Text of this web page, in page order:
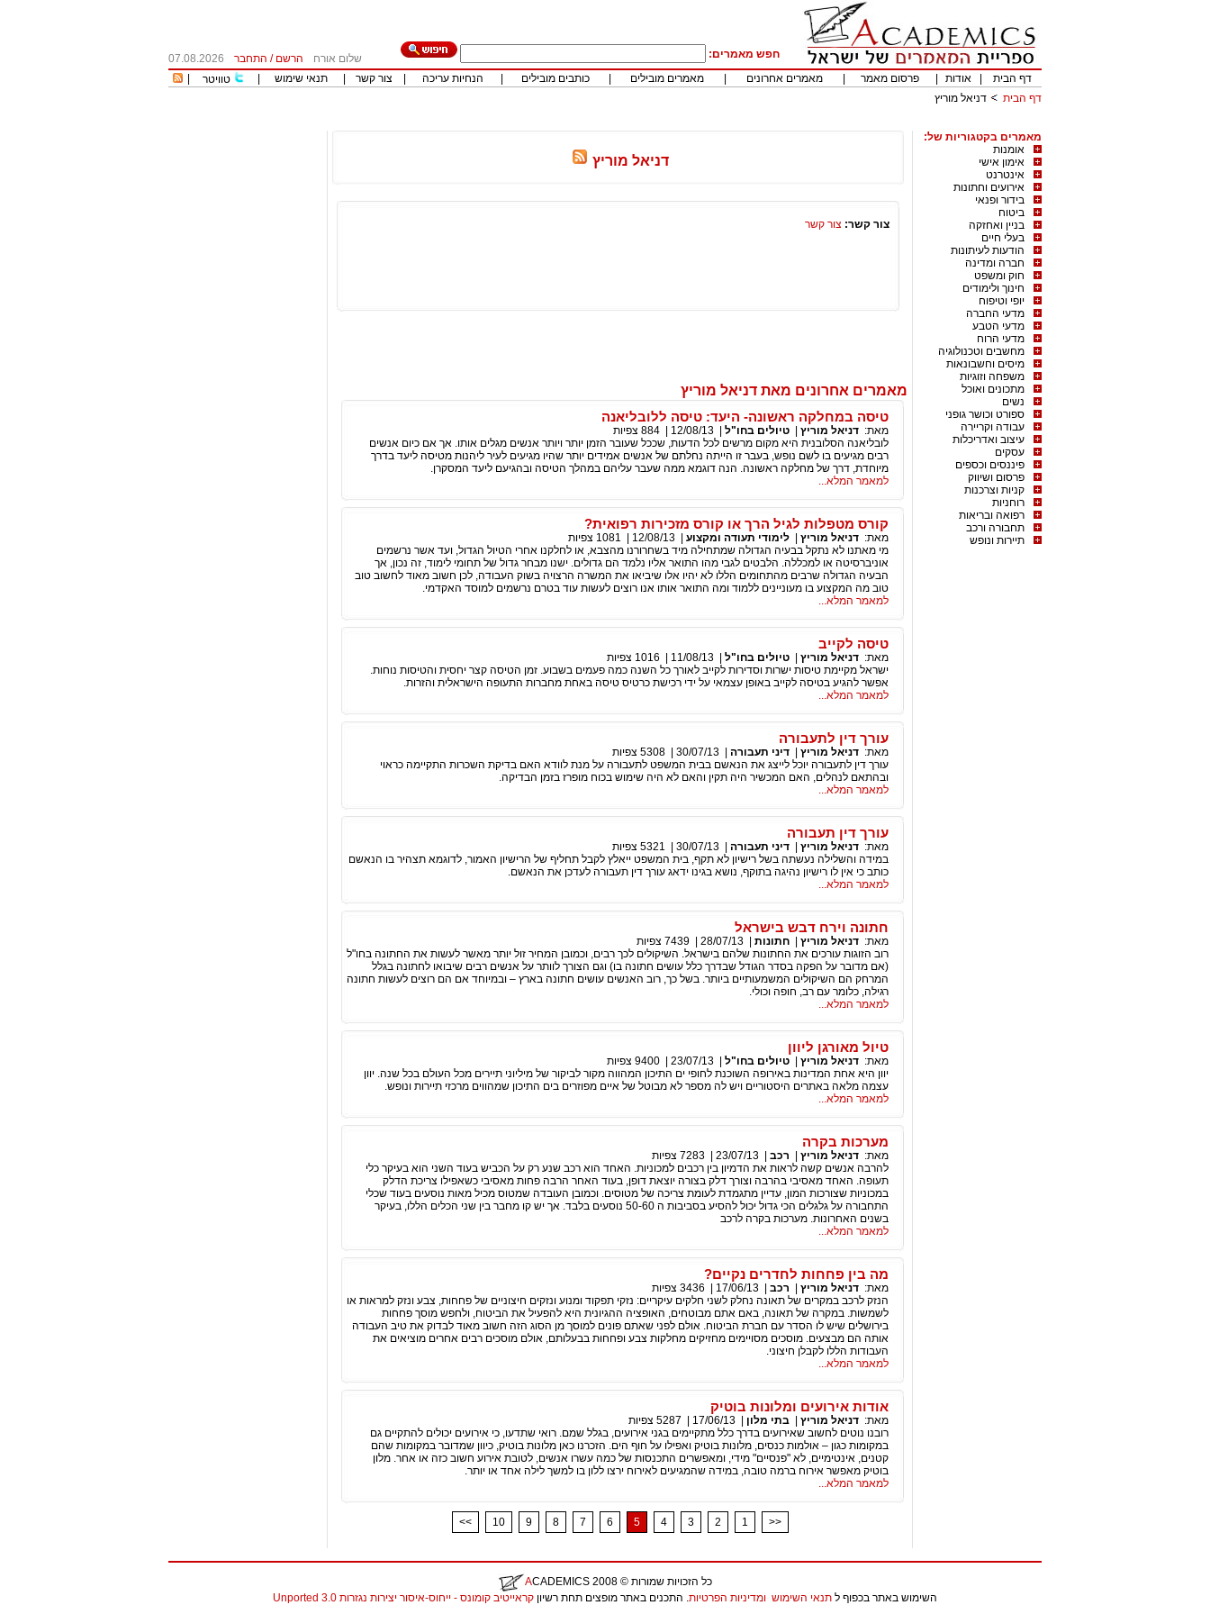
חפש מאמרים: שלום אורח הרשם / התחבר
07.08.2026
דף הבית
אודות פרסום מאמר מאמרים אחרונים מאמרים מובילים כותבים מובילים הנחיות עריכה צור קשר תנאי שימוש טוויטר
דף הבית
דניאל מוריץ
מאמרים בקטגוריות של:
אומנות
אימון אישי
אינטרנט
אירועים וחתונות
בידור ופנאי
ביטוח
בניין ואחזקה
בעלי חיים
הודעות לעיתונות
חברה ומדינה
חוק ומשפט
חינוך ולימודים
יופי וטיפוח
מדעי החברה
מדעי הטבע
מדעי הרוח
מחשבים וטכנולוגיה
מיסים וחשבונאות
משפחה וזוגיות
מתכונים ואוכל
נשים
ספורט וכושר גופני
עבודה וקריירה
עיצוב ואדריכלות
עסקים
פיננסים וכספים
פרסום ושיווק
קניות וצרכנות
רוחניות
רפואה ובריאות
תחבורה ורכב
תיירות ונופש
דניאל מוריץ
צור קשר: צור קשר
מאמרים אחרונים מאת דניאל מוריץ
טיסה במחלקה ראשונה- היעד: טיסה ללובליאנה
מאת: דניאל מוריץ טיולים בחו"ל 12/08/13
884 צפיות
לובליאנה הסלובנית היא מקום מרשים לכל הדעות, שככל שעובר הזמן יותר ויותר אנשים מגלים אותו. אך אם כיום אנשים
רבים מגיעים בו לשם נופש, בעבר זו הייתה נחלתם של אנשים אמידים יותר שהיו מגיעים לעיר ליהנות מטיסה ליעד בדרך
מיוחדת, דרך של מחלקה ראשונה. הנה דוגמא ממה שעבר עליהם במהלך הטיסה ובהגיעם ליעד המסקרן.
למאמר המלא...
קורס מטפלות לגיל הרך או קורס מזכירות רפואית?
מאת: דניאל מוריץ לימודי תעודה ומקצוע 12/08/13
1081 צפיות
מי מאתנו לא נתקל בבעיה הגדולה שמתחילה מיד בשחרורנו מהצבא, או לחלקנו אחרי הטיול הגדול, ועד אשר נרשמים
אוניברסיטה או למכללה. הלבטים לגבי מהו התואר אליו נלמד הם גדולים. ישנו מבחר גדול של תחומי לימוד, זה נכון, אך
הבעיה הגדולה שרבים מהתחומים הללו לא יהיו אלו שיביאו את המשרה הרצויה בשוק העבודה, לכן חשוב מאוד לחשוב טוב
טוב מה המקצוע בו מעוניינים ללמוד ומה התואר אותו אנו רוצים לעשות עוד בטרם נרשמים למוסד האקדמי.
למאמר המלא...
טיסה לקייב
מאת: דניאל מוריץ טיולים בחו"ל 11/08/13
1016 צפיות
ישראל מקיימת טיסות ישרות וסדירות לקייב לאורך כל השנה כמה פעמים בשבוע. זמן הטיסה קצר יחסית והטיסות נוחות.
אפשר להגיע בטיסה לקייב באופן עצמאי על ידי רכישת כרטיס טיסה באחת מחברות התעופה הישראלית והזרות.
למאמר המלא...
עורך דין לתעבורה
מאת: דניאל מוריץ דיני תעבורה 30/07/13
5308 צפיות
עורך דין לתעבורה יוכל לייצג את הנאשם בבית המשפט לתעבורה על מנת לוודא האם בדיקת השכרות התקיימה כראוי
ובהתאם לנהלים, האם המכשיר היה תקין והאם לא היה שימוש בכוח מופרז בזמן הבדיקה.
למאמר המלא...
עורך דין תעבורה
מאת: דניאל מוריץ דיני תעבורה 30/07/13
5321 צפיות
במידה והשלילה נעשתה בשל רישיון לא תקף, בית המשפט ייאלץ לקבל תחליף של הרישיון האמור, לדוגמא תצהיר בו הנאשם
כותב כי אין לו רישיון נהיגה בתוקף, נושא בגינו ידאג עורך דין תעבורה לעדכן את הנאשם.
למאמר המלא...
חתונה וירח דבש בישראל
מאת: דניאל מוריץ חתונות 28/07/13
7439 צפיות
רוב הזוגות עורכים את החתונות שלהם בישראל. השיקולים לכך רבים, וכמובן המחיר זול יותר מאשר לעשות את החתונה בחו"ל
(אם מדובר על הפקה בסדר הגודל שבדרך כלל עושים חתונה בו) וגם הצורך לוותר על אנשים רבים שיבואו לחתונה בגלל
המרחק הם השיקולים המשמעותיים ביותר. בשל כך, רוב האנשים עושים חתונה בארץ – ובמיוחד אם הם רוצים לעשות חתונה
רגילה, כלומר עם רב, חופה וכולי.
למאמר המלא...
טיול מאורגן ליוון
מאת: דניאל מוריץ טיולים בחו"ל 23/07/13
9400 צפיות
יוון היא אחת המדינות באירופה השוכנת לחופי ים התיכון המהווה מקור לביקור של מיליוני תיירים מכל העולם בכל שנה. יוון
עצמה מלאה באתרים היסטוריים ויש לה מספר לא מבוטל של איים מפוזרים בים התיכון שמהווים מרכזי תיירות ונופש.
למאמר המלא...
מערכות בקרה
מאת: דניאל מוריץ רכב 23/07/13
7283 צפיות
להרבה אנשים קשה לראות את הדמיון בין רכבים למכוניות. האחד הוא רכב שנע רק על הכביש בעוד השני הוא בעיקר כלי
תעופה. האחד מאסיבי בהרבה וצורך דלק בצורה יוצאת דופן, בעוד האחר הרבה פחות מאסיבי כשאפילו צריכת הדלק
במכוניות שצורכות המון, עדיין מתגמדת לעומת צריכה של מטוסים. וכמובן העובדה שמטוס מכיל מאות נוסעים בעוד שכלי
התחבורה על גלגלים הכי גדול יכול להסיע בסביבות ה 50-60 נוסעים בלבד. אך יש קו מחבר בין שני הכלים הללו, בעיקר
בשנים האחרונות. מערכות בקרה לרכב
למאמר המלא...
מה בין פחחות לחדרים נקיים?
מאת: דניאל מוריץ רכב 17/06/13
3436 צפיות
הנזק לרכב במקרים של תאונה נחלק לשני חלקים עיקריים: נזקי תפקוד ומנוע ונזקים חיצוניים של פחחות, צבע ונזק למראות או
לשמשות. במקרה של תאונה, באם אתם מבוטחים, האופציה ההגיונית היא להפעיל את הביטוח, ולחפש מוסך פחחות
בירושלים שיש לו הסדר עם חברת הביטוח. אולם לפני שאתם פונים למוסך מן הסוג הזה חשוב מאוד לבדוק את טיב העבודה
אותה הם מבצעים. מוסכים מסויימים מחזיקים מחלקות צבע ופחחות בבעלותם, אולם מוסכים רבים אחרים מוציאים את
העבודות הללו לקבלן חיצוני.
למאמר המלא...
אודות אירועים ומלונות בוטיק
מאת: דניאל מוריץ בתי מלון 17/06/13
5287 צפיות
רובנו נוטים לחשוב שאירועים בדרך כלל מתקיימים בגני אירועים, בגלל שמם. רואי שתדעו, כי אירועים יכולים להתקיים גם
במקומות כגון – אולמות כנסים, מלונות בוטיק ואפילו על חוף הים. הזכרנו כאן מלונות בוטיק, כיוון שמדובר במקומות שהם
קטנים, אינטימיים, לא "פנסיים" מידי, ומאפשרים התכנסות של כמה עשרו אנשים, לטובת אירוע חשוב כזה או אחר. מלון
בוטיק מאפשר אירוח ברמה טובה, במידה שהמגיעים לאירוח ירצו ללון בו למשך לילה אחד או יותר.
למאמר המלא...
<< 10 9 8 7 6 5 4 3 2 1 >>
כל הזכויות שמורות © 2008
ACADEMICS
השימוש באתר בכפוף ל תנאי השימוש ומדיניות הפרטיות. התכנים באתר מופצים תחת רשיון קראייטיב קומונס - ייחוס-איסור יצירות נגזרות 3.0 Unported